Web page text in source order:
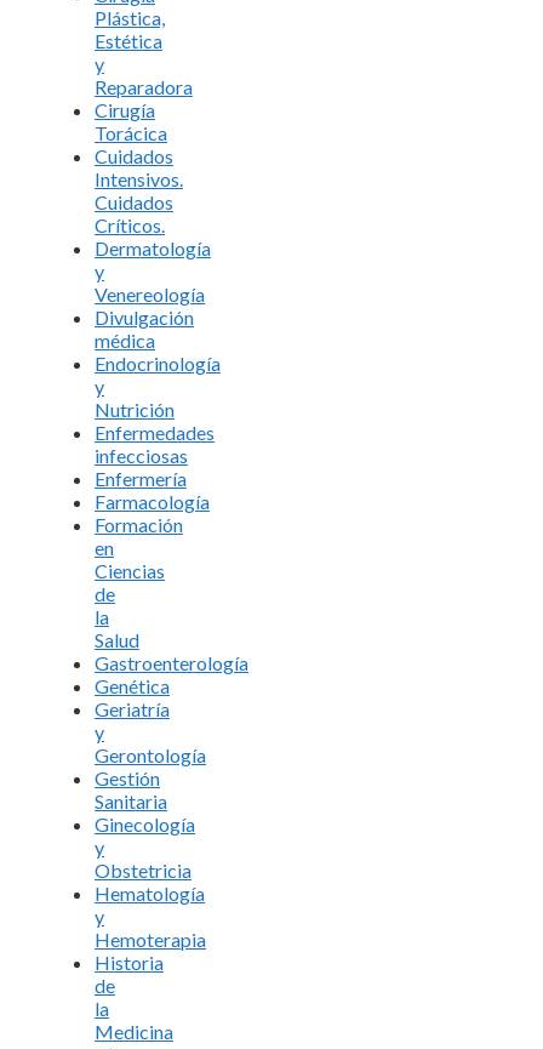
Plástica,
Estética
y
Reparadora
Cirugía
Torácica
Cuidados
Intensivos.
Cuidados
Críticos.
Dermatología
y
Venereología
Divulgación
médica
Endocrinología
y
Nutrición
Enfermedades
infecciosas
Enfermería
Farmacología
Formación
en
Ciencias
de
la
Salud
Gastroenterología
Genética
Geriatría
y
Gerontología
Gestión
Sanitaria
Ginecología
y
Obstetricia
Hematología
y
Hemoterapia
Historia
de
la
Medicina